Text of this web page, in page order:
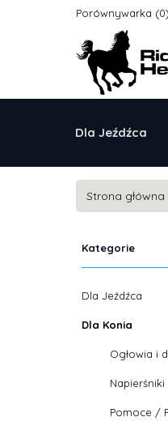
Porównywarka
Dla Jeźdźca
Strona główna
Kategorie
Dla Jeźdźca
Dla Konia
Ogłowia i
Pomoce /